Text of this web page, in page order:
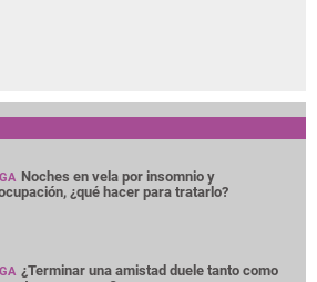
Noches en vela por insomnio y
¿qué hacer para tratarlo?
¿Terminar una amistad duele tanto como